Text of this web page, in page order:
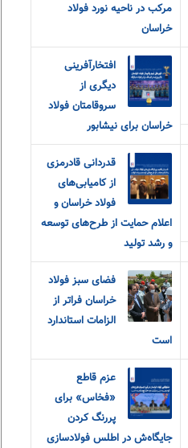
مرکب در ناحیه نورد فولاد
خراسان
افتخارآفرینی
دیگری از
سروقامتان فولاد
خراسان برای نیشابور
قدردانی قادرمزی
از کامیابی‌های
فولاد خراسان و
اعلام حمایت از طرح‌های توسعه
و رشد تولید
فضای سبز فولاد
خراسان فراتر از
الزامات استاندارد
است
عزم قاطع
«فخاس» برای
پررنگ کردن
جایگاه‌ش در اطلس فولادسازی